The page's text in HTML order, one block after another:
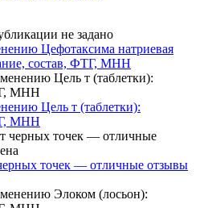
Цефотаксима натриевая
состав, ФТГ, МНН
Цель т (таблетки):
МНН
точек — отличные отзывы